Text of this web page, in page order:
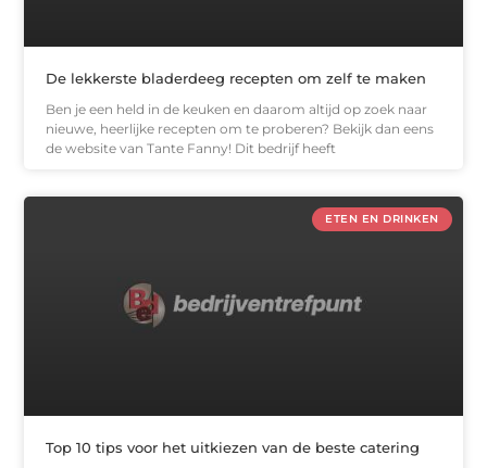
De lekkerste bladerdeeg recepten om zelf te maken
Ben je een held in de keuken en daarom altijd op zoek naar
nieuwe, heerlijke recepten om te proberen? Bekijk dan eens
de website van Tante Fanny! Dit bedrijf heeft
ETEN EN DRINKEN
Top 10 tips voor het uitkiezen van de beste catering